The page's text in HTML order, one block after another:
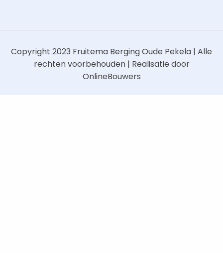
Copyright 2023 Fruitema Berging Oude Pekela | Alle
rechten voorbehouden | Realisatie door
OnlineBouwers